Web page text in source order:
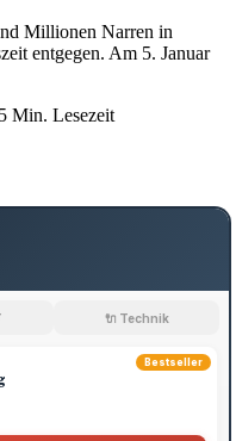
Millionen Narren in
entgegen. Am 5. Januar
5 Min. Lesezeit
🔌 Technik
Bestseller